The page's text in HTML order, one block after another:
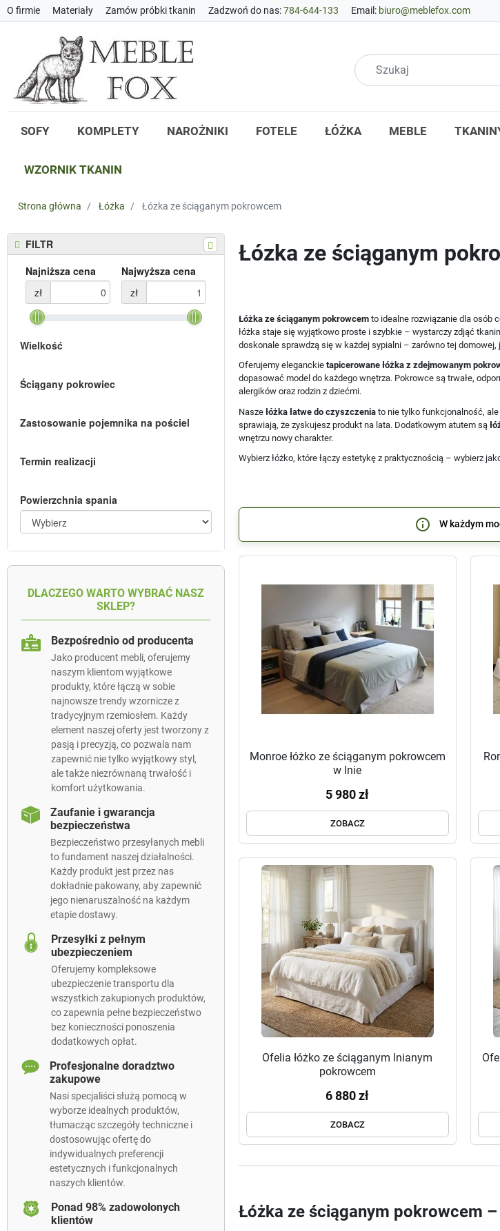
O firmie Materiały Zamów próbki tkanin Zadzwoń do nas:784-644-133 Email: biuro@meblefox.com
SOFY KOMPLETY NAROŻNIKI FOTELE ŁÓŻKA MEBLE
WZORNIK TKANIN
Strona główna Łóżka Łózka ze ściąganym pokrowcem
FILTR
Najniższa cena
zł
Najwyższa cena
zł
Wielkość
Ściągany pokrowiec
Zastosowanie pojemnika na pościel
Termin realizacji
Powierzchnia spania
DLACZEGO WARTO WYBRAĆ NASZ
SKLEP?
Bezpośrednio od producenta
Jako producent mebli, oferujemy
naszym klientom wyjątkowe
produkty, które łączą w sobie
najnowsze trendy wzornicze z
tradycyjnym rzemiosłem. Każdy
element naszej oferty jest tworzony z
pasją i precyzją, co pozwala nam
zapewnić nie tylko wyjątkowy styl,
ale także niezrównaną trwałość i
komfort użytkowania.
Zaufanie i gwarancja
bezpieczeństwa
Bezpieczeństwo przesyłanych mebli
to fundament naszej działalności.
Każdy produkt jest przez nas
dokładnie pakowany, aby zapewnić
jego nienaruszalność na każdym
etapie dostawy.
Przesyłki z pełnym
ubezpieczeniem
Oferujemy kompleksowe
ubezpieczenie transportu dla
wszystkich zakupionych produktów,
co zapewnia pełne bezpieczeństwo
bez konieczności ponoszenia
dodatkowych opłat.
Profesjonalne doradztwo
zakupowe
Nasi specjaliści służą pomocą w
wyborze idealnych produktów,
tłumacząc szczegóły techniczne i
dostosowując ofertę do
indywidualnych preferencji
estetycznych i funkcjonalnych
naszych klientów.
Ponad 98% zadowolonych
klientów
Łózka ze ściąganym
Łóżka ze ściąganym pokrowcem to idealne rozwiązanie dla osób
łóżka staje się wyjątkowo proste i szybkie – wystarczy zdjąć
doskonale sprawdzą się w każdej sypialni – zarówno tej domowej,
Oferujemy eleganckie tapicerowane łóżka z zdejmowanym
dopasować model do każdego wnętrza. Pokrowce są trwałe,
alergików oraz rodzin z dziećmi.
Nasze łóżka łatwe do czyszczenia to nie tylko funkcjonalność,
sprawiają, że zyskujesz produkt na lata. Dodatkowym atutem są
wnętrzu nowy charakter.
Wybierz łóżko, które łączy estetykę z praktycznością – wybierz
info_outline W każdym
Monroe łóżko ze ściąganym pokrowcem
w lnie
5 980 zł
ZOBACZ
Ofelia łóżko ze ściąganym lnianym
pokrowcem
6 880 zł
ZOBACZ
Łóżka ze ściąganym pokrowcem